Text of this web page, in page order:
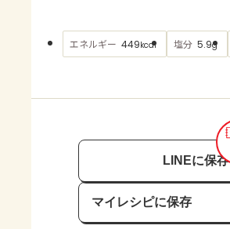
AJINOMOTO PARK とは
エネルギー 449kcal 塩分 5.9g
LINEに保存
マイレシピに保存
保存済み